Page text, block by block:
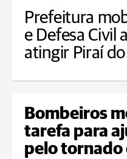
Prefeitura
e Defesa Civil
atingir Piraí do
Bombeiros
tarefa para
pelo tornado